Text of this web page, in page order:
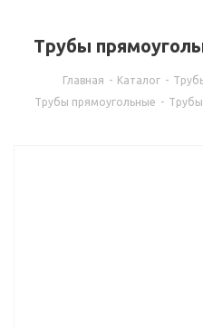
Трубы
Главная - Каталог -
Трубы прямоугольные -